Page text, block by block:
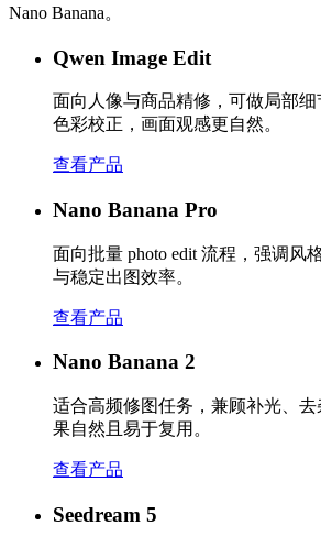
Nano Banana。
Qwen Image Edit
面向人像与商品精修，可做局部
色彩校正，画面观感更自然。
查看产品
Nano Banana Pro
面向批量 photo edit 流程，强调风
与稳定出图效率。
查看产品
Nano Banana 2
适合高频修图任务，兼顾补光、
果自然且易于复用。
查看产品
Seedream 5